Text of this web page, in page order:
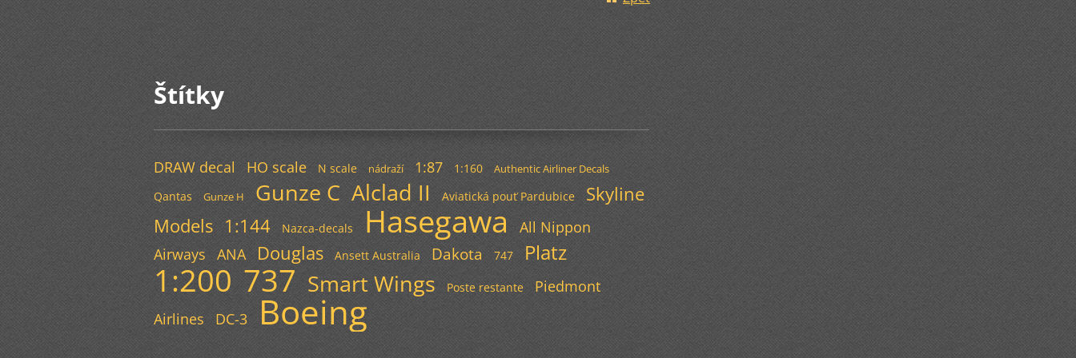
Štítky
DRAW decal HO scale N scale nádraží 1:87 1:160 Authentic Airliner Decals
Qantas Gunze H Gunze C Alclad II Aviatická pouť Pardubice
Skyline
Models 1:144 Nazca-decals Hasegawa
All Nippon
Airways
ANA Douglas Ansett Australia Dakota 747 Platz
1:200 737 Smart Wings Poste restante
Piedmont
Airlines
DC-3 Boeing